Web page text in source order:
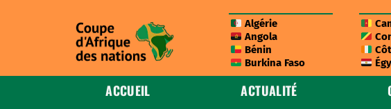
Algérie
Angola
Bénin
Burkina Faso
ACCUEIL ACTUALITÉ